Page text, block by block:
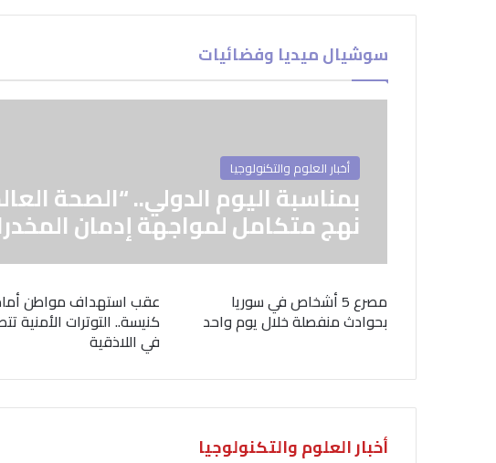
سوشيال ميديا وفضائيات
أخبار العلوم والتكنولوجيا
بمناسبة اليوم الدولي.. “الصحة
نهج متكامل لمواجهة إدمان
مصرع 5 أشخاص في سوريا
بحوادث منفصلة خلال يوم واحد
عقب استهداف مواطن
كنيسة.. التوترات الأمنية
في اللاذقية
أخبار العلوم والتكنولوجيا